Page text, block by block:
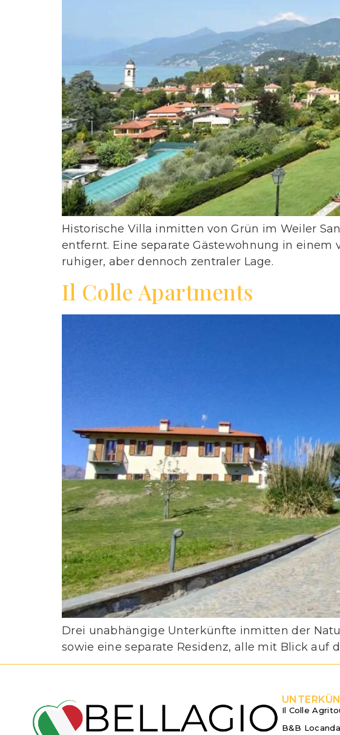
Historische Villa inmitten von Grün im Weiler
entfernt. Eine separate Gästewohnung in
ruhiger, aber dennoch zentraler Lage.
Il Colle Apartments
Drei unabhängige Unterkünfte inmitten der
sowie eine separate Residenz, alle mit Blick auf
Il Colle
B&B